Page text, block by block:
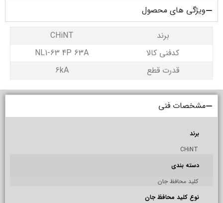
ویژگی های محصول
برند
CHiNT
کدفنی کالا
NL1-63 4P 63A
قدرت قطع
6kA
مشخصات فنی
برند
CHiNT
دسته بندی
کلید محافظ جان
نوع کلید محافظ جان